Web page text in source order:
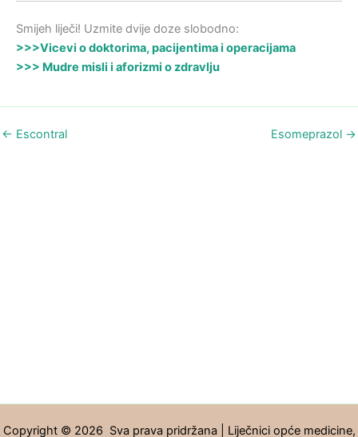
Smijeh liječi! Uzmite dvije doze slobodno:
>>>Vicevi o doktorima, pacijentima i operacijama
>>> Mudre misli i aforizmi o zdravlju
← Escontral Esomeprazol →
Copyright © 2026 Sva prava pridržana | Liječnici opće medicine,